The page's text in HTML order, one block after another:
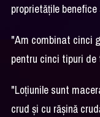
proprietățile
"Am combinat cinci
pentru cinci tipuri
"Loțiunile sunt
crud și cu rășină